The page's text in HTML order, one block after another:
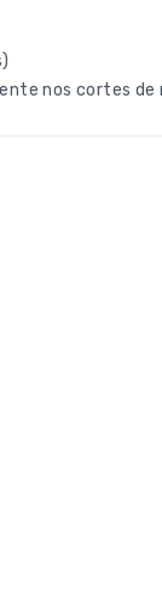
nos cortes de